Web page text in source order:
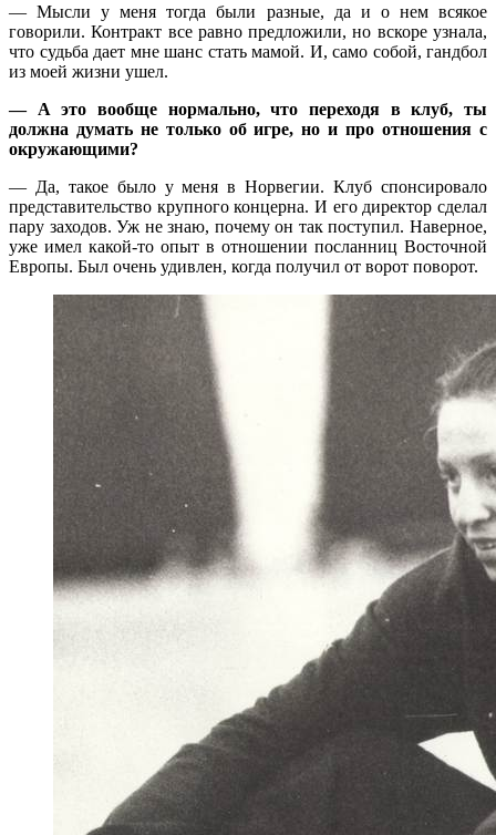
— Мысли у меня тогда были разные, да и о нем всякое
говорили. Контракт все равно предложили, но вскоре узнала,
что судьба дает мне шанс стать мамой. И, само собой, гандбол
из моей жизни ушел.
— А это вообще нормально, что переходя в клуб, ты
должна думать не только об игре, но и про отношения с
окружающими?
— Да, такое было у меня в Норвегии. Клуб спонсировало
представительство крупного концерна. И его директор сделал
пару заходов. Уж не знаю, почему он так поступил. Наверное,
уже имел какой-то опыт в отношении посланниц Восточной
Европы. Был очень удивлен, когда получил от ворот поворот.